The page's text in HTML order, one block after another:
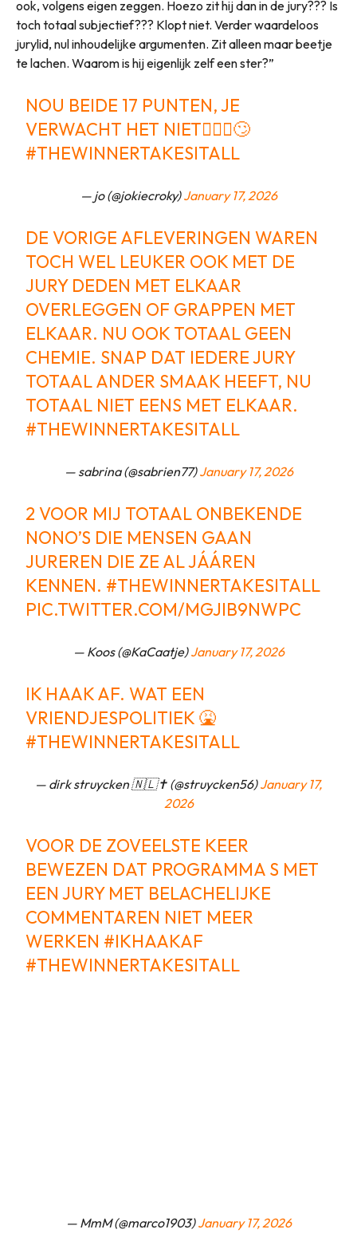
ook, volgens eigen zeggen. Hoezo zit hij dan in de jury??? Is
toch totaal subjectief??? Klopt niet. Verder waardeloos
jurylid, nul inhoudelijke argumenten. Zit alleen maar beetje
te lachen. Waarom is hij eigenlijk zelf een ster?”
NOU BEIDE 17 PUNTEN, JE
VERWACHT HET NIET🤦🏼‍♀️🙄
#THEWINNERTAKESITALL
— jo (@jokiecroky)January 17, 2026
DE VORIGE AFLEVERINGEN WAREN
TOCH WEL LEUKER OOK MET DE
JURY DEDEN MET ELKAAR
OVERLEGGEN OF GRAPPEN MET
ELKAAR. NU OOK TOTAAL GEEN
CHEMIE. SNAP DAT IEDERE JURY
TOTAAL ANDER SMAAK HEEFT, NU
TOTAAL NIET EENS MET ELKAAR.
#THEWINNERTAKESITALL
— sabrina (@sabrien77)January 17, 2026
2 VOOR MIJ TOTAAL ONBEKENDE
NONO’S DIE MENSEN GAAN
JUREREN DIE ZE AL JÁÁREN
KENNEN. #THEWINNERTAKESITALL
PIC.TWITTER.COM/MGJIB9NWPC
— Koos (@KaCaatje)January 17, 2026
IK HAAK AF. WAT EEN
VRIENDJESPOLITIEK 🤮
#THEWINNERTAKESITALL
— dirk struycken 🇳🇱✝️ (@struycken56)January 17,
2026
VOOR DE ZOVEELSTE KEER
BEWEZEN DAT PROGRAMMA S MET
EEN JURY MET BELACHELIJKE
COMMENTAREN NIET MEER
WERKEN #IKHAAKAF
#THEWINNERTAKESITALL
— MmM (@marco1903)January 17, 2026